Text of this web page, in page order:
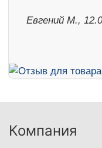
Евгений М.,
Компания